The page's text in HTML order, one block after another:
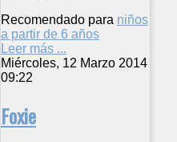
Recomendado para niños
a partir de 6 años
Leer más ...
Miércoles, 12 Marzo 2014
09:22
Foxie